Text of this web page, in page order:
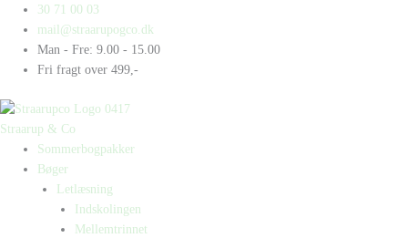
indholdet
30 71 00 03
mail@straarupogco.dk
Man - Fre: 9.00 - 15.00
Fri fragt over 499,-
Straarup & Co
Sommerbogpakker
Bøger
Letlæsning
Indskolingen
Mellemtrinnet
Products
search
Products
search
ærligt